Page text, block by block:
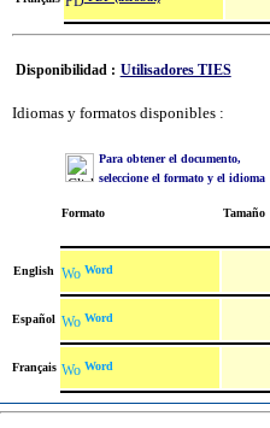
Disponibilidad : Utilisadores TIES
Idiomas y formatos disponibles :
Para obtener el documento,
seleccione el formato y el idioma
Formato Tamaño
English Word
Español Word
Français Word